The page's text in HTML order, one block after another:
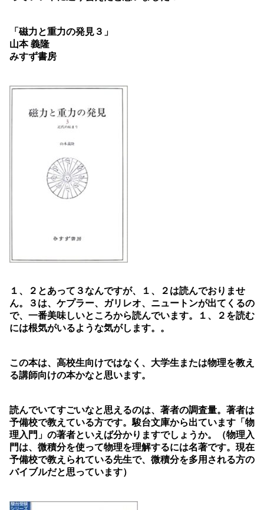
「磁力と重力の発見３」
山本 義隆
みすず書房
１、２とあって３なんですが、１、２は読んでおりませ
ん。３は、ケプラー、ガリレオ、ニュートンが出てくるの
で、一番美味しいところから読んでいます。１、２を読む
には根気がいるような気がします。。
この本は、高校生向けではなく、大学生または物理を教え
る講師向けの本かなと思います。
読んでいてすごいなと思えるのは、著者の調査量。著者は
予備校で教えている方です。駿台文庫から出ています「物
理入門」の著者といえば分かりますでしょうか。（物理入
門は、微積分を使って物理を理解するには名著です。現在
予備校で教えられている先生で、微積分を多用される方の
バイブルだと思っています）